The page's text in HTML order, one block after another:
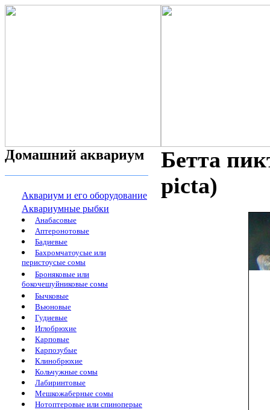
Домашний аквариум
Аквариум и его оборудование
Аквариумные рыбки
Анабасовые
Аптеронотовые
Бадиевые
Бахромчатоусые или
перистоусые сомы
Броняковые или
бокочешуйниковые сомы
Бычковые
Вьюновые
Гудиевые
Иглобрюхие
Карповые
Карпозубые
Клинобрюхие
Кольчужные сомы
Лабиринтовые
Мешкожаберные сомы
Нотоптеровые или спиноперые
Бетта
picta)